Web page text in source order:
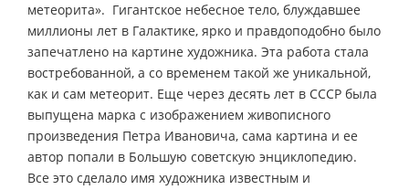
метеорита». Гигантское небесное тело, блуждавшее
миллионы лет в Галактике, ярко и правдоподобно было
запечатлено на картине художника. Эта работа стала
востребованной, а со временем такой же уникальной,
как и сам метеорит. Еще через десять лет в СССР была
выпущена марка с изображением живописного
произведения Петра Ивановича, сама картина и ее
автор попали в Большую советскую энциклопедию.
Все это сделало имя художника известным и